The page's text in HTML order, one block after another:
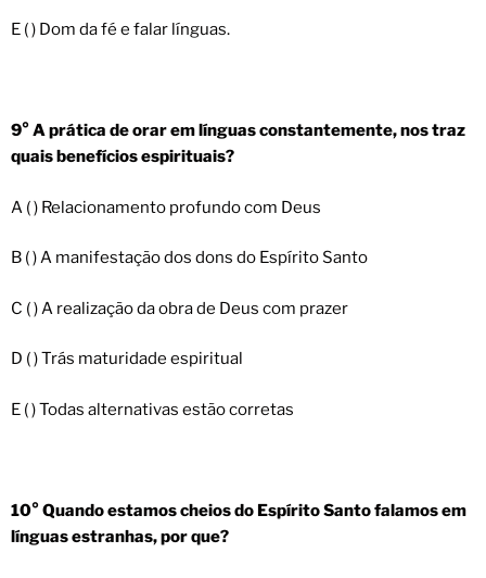
E ( ) Dom da fé e falar línguas.
9° A prática de orar em línguas constantemente, nos traz
quais benefícios espirituais?
A ( ) Relacionamento profundo com Deus
B ( ) A manifestação dos dons do Espírito Santo
C ( ) A realização da obra de Deus com prazer
D ( ) Trás maturidade espiritual
E ( ) Todas alternativas estão corretas
10° Quando estamos cheios do Espírito Santo falamos em
línguas estranhas, por que?